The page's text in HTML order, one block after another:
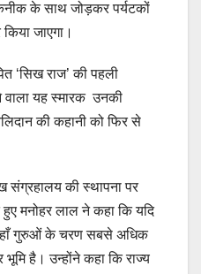
के साथ जोड़कर पर्यटकों
जाएगा।
‘सिख राज’ की पहली
वाला यह स्मारक उनकी
की कहानी को फिर से
संग्रहालय की स्थापना पर
मनोहर लाल ने कहा कि यदि
जहाँ गुरुओं के चरण सबसे अधिक
है। उन्होंने कहा कि राज्य